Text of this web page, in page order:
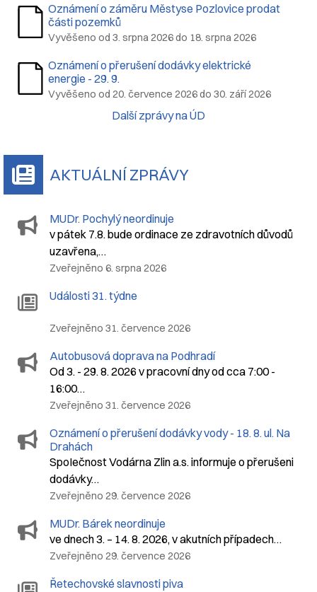
Oznámení o záměru Městyse Pozlovice prodat
části pozemků
Vyvěšeno od 3. srpna 2026 do 18. srpna 2026
Oznámení o přerušení dodávky elektrické
energie - 29. 9.
Vyvěšeno od 20. července 2026 do 30. září 2026
Další zprávy na ÚD
AKTUÁLNÍ ZPRÁVY
MUDr. Pochylý neordinuje
v pátek 7.8. bude ordinace ze zdravotních důvodů
uzavřena,…
Zveřejněno 6. srpna 2026
Události 31. týdne
Zveřejněno 31. července 2026
Autobusová doprava na Podhradí
Od 3. - 29. 8. 2026 v pracovní dny od cca 7:00 -
16:00…
Zveřejněno 31. července 2026
Oznámení o přerušení dodávky vody - 18. 8. ul. Na
Drahách
SpoIečnost Vodárna Zlin a.s. informuje o přerušeni
dodávky…
Zveřejněno 29. července 2026
MUDr. Bárek neordinuje
ve dnech 3. – 14. 8. 2026, v akutních případech…
Zveřejněno 29. července 2026
Řetechovské slavnosti piva